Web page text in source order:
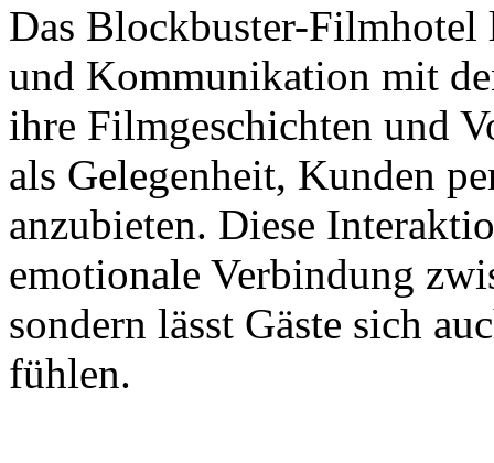
Das Blockbuster-
und Kommunikation mit
ihre Filmgeschichten und
als Gelegenheit, Kunden
anzubieten. Diese
emotionale Verbindung
sondern lässt Gäste sich
fühlen.